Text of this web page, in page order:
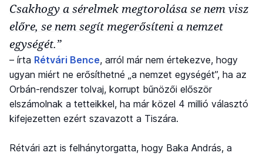
Csakhogy a sérelmek megtorolása se nem visz
előre, se nem segít megerősíteni a nemzet
egységét.”
– írta Rétvári Bence, arról már nem értekezve, hogy
ugyan miért ne erősíthetné „a nemzet egységét”, ha az
Orbán-rendszer tolvaj, korrupt bűnözői először
elszámolnak a tetteikkel, ha már közel 4 millió választó
kifejezetten ezért szavazott a Tiszára.
Rétvári azt is felhánytorgatta, hogy Baka András, a